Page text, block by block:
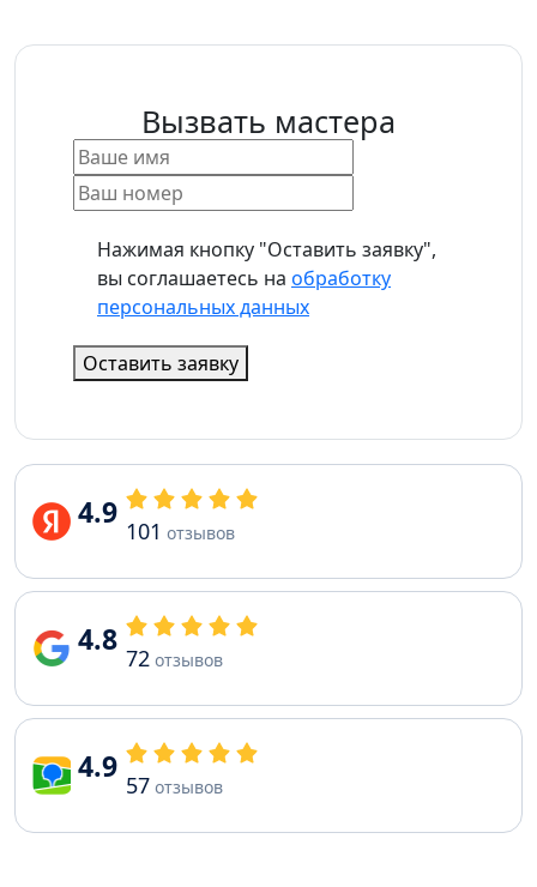
Вызвать мастера
Нажимая кнопку "Оставить заявку",
вы соглашаетесь на обработку
персональных данных
Оставить заявку
4.9 101 отзывов
4.8 72 отзывов
4.9 57 отзывов